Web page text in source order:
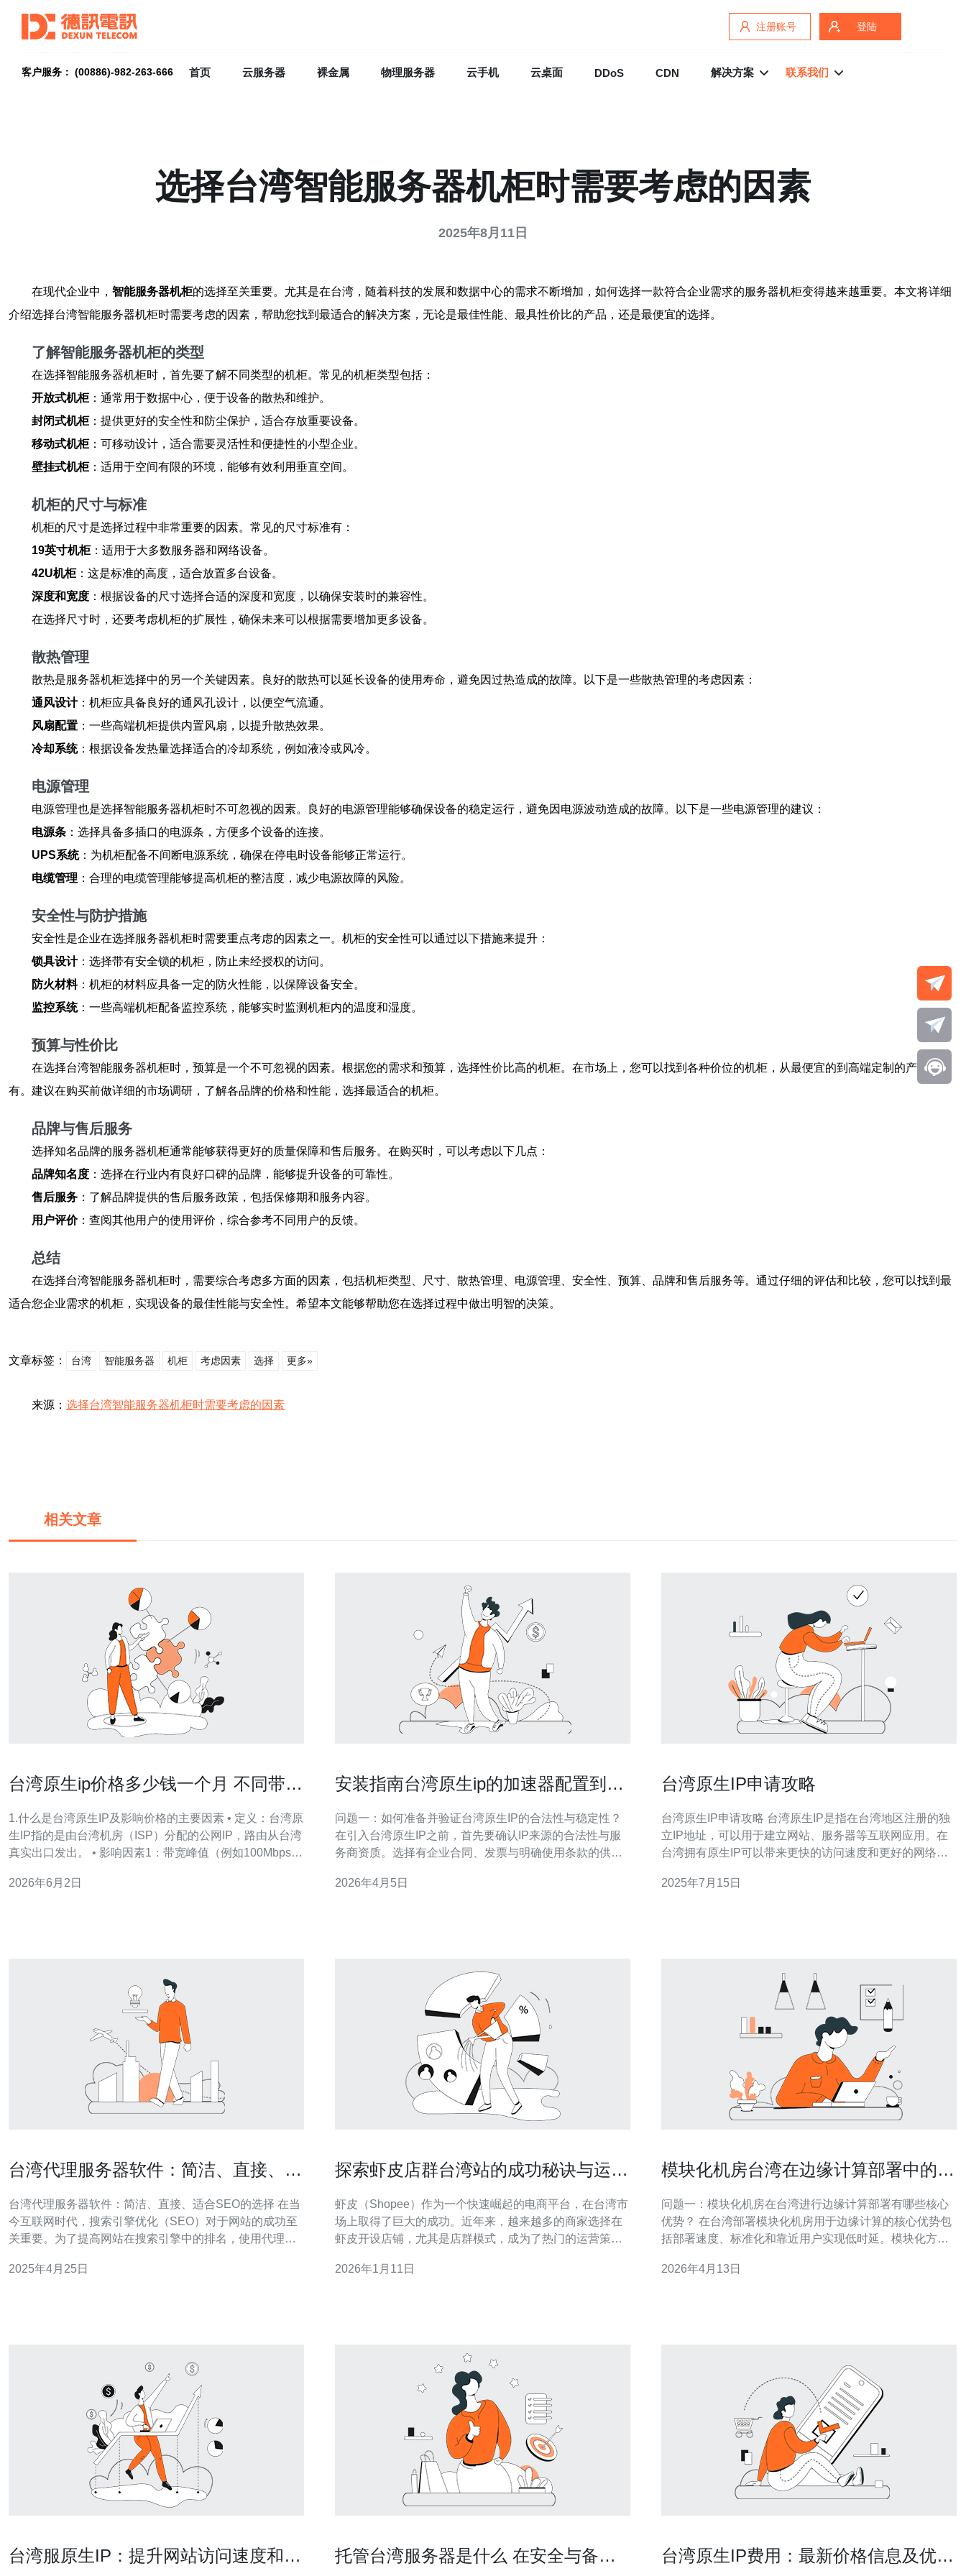
注册账号 登陆
客户服务： (00886)-982-263-666 首页 云服务器 裸金属 物理服务器 云手机 云桌面 DDoS CDN 解决方案 联系我们
选择台湾智能服务器机柜时需要考虑的因素
2025年8月11日
在现代企业中， 智能服务器机柜的选择至关重要。尤其是在台湾，随着科技的发展和数据中心的需求不断增加，如何选择一款符合企业需求的服务器机柜变得越来越重要。本文将详细
介绍选择台湾智能服务器机柜时需要考虑的因素，帮助您找到最适合的解决方案，无论是最佳性能、最具性价比的产品，还是最便宜的选择。
了解智能服务器机柜的类型
在选择智能服务器机柜时，首先要了解不同类型的机柜。常见的机柜类型包括：
开放式机柜：通常用于数据中心，便于设备的散热和维护。
封闭式机柜：提供更好的安全性和防尘保护，适合存放重要设备。
移动式机柜：可移动设计，适合需要灵活性和便捷性的小型企业。
壁挂式机柜：适用于空间有限的环境，能够有效利用垂直空间。
机柜的尺寸与标准
机柜的尺寸是选择过程中非常重要的因素。常见的尺寸标准有：
19英寸机柜：适用于大多数服务器和网络设备。
42U机柜：这是标准的高度，适合放置多台设备。
深度和宽度 ：根据设备的尺寸选择合适的深度和宽度，以确保安装时的兼容性。
在选择尺寸时，还要考虑机柜的扩展性，确保未来可以根据需要增加更多设备。
散热管理
散热是服务器机柜选择中的另一个关键因素。良好的散热可以延长设备的使用寿命，避免因过热造成的故障。以下是一些散热管理的考虑因素：
通风设计：机柜应具备良好的通风孔设计，以便空气流通。
风扇配置 ：一些高端机柜提供内置风扇，以提升散热效果。
冷却系统：根据设备发热量选择适合的冷却系统，例如液冷或风冷。
电源管理
电源管理也是选择智能服务器机柜时不可忽视的因素。良好的电源管理能够确保设备的稳定运行，避免因电源波动造成的故障。以下是一些电源管理的建议：
电源条 ：选择具备多插口的电源条，方便多个设备的连接。
UPS系统：为机柜配备不间断电源系统，确保在停电时设备能够正常运行。
电缆管理 ：合理的电缆管理能够提高机柜的整洁度，减少电源故障的风险。
安全性与防护措施
安全性是企业在选择服务器机柜时需要重点考虑的因素之一。机柜的安全性可以通过以下措施来提升：
锁具设计：选择带有安全锁的机柜，防止未经授权的访问。
防火材料：机柜的材料应具备一定的防火性能，以保障设备安全。
监控系统：一些高端机柜配备监控系统，能够实时监测机柜内的温度和湿度。
预算与性价比
在选择台湾智能服务器机柜时，预算是一个不可忽视的因素。根据您的需求和预算，选择性价比高的机柜。在市场上，您可以找到各种价位的机柜，从最便宜的到高端定制的产品都
有。建议在购买前做详细的市场调研，了解各品牌的价格和性能，选择最适合的机柜。
品牌与售后服务
选择知名品牌的服务器机柜通常能够获得更好的质量保障和售后服务。在购买时，可以考虑以下几点：
品牌知名度 ：选择在行业内有良好口碑的品牌，能够提升设备的可靠性。
售后服务 ：了解品牌提供的售后服务政策，包括保修期和服务内容。
用户评价：查阅其他用户的使用评价，综合参考不同用户的反馈。
总结
在选择台湾智能服务器机柜时，需要综合考虑多方面的因素，包括机柜类型、尺寸、散热管理、电源管理、安全性、预算、品牌和售后服务等。通过仔细的评估和比较，您可以找到最
适合您企业需求的机柜，实现设备的最佳性能与安全性。希望本文能够帮助您在选择过程中做出明智的决策。
文章标签： 台湾 智能服务器 机柜 考虑因素 选择 更多»
来源： 选择台湾智能服务器机柜时需要考虑的因素
相关文章
台湾原生ip价格多少钱一个月 不同带宽
1.什么是台湾原生IP及影响价格的主要因素 • 定义：台湾原
生IP指的是由台湾机房（ISP）分配的公网IP，路由从台湾
真实出口发出。 • 影响因素1：带宽峰值（例如100Mbps、
费模式（按包计费或按用量计费）会显著影响总成本。 •
2026年6月2日
安装指南台湾原生ip的加速器配置到企
问题一：如何准备并验证台湾原生IP的合法性与稳定性？
在引入台湾原生IP之前，首先要确认IP来源的合法性与服
务商资质。选择有企业合同、发票与明确使用条款的供应
续72小时的PING与Traceroute测试来评估连通性与抖动；
2026年4月5日
台湾原生IP申请攻略
台湾原生IP申请攻略 台湾原生IP是指在台湾地区注册的独
立IP地址，可以用于建立网站、服务器等互联网应用。在
台湾拥有原生IP可以带来更快的访问速度和更好的网络稳
湾注册的公司或个人 拥有合法的身份证明文件 需要提供详
2025年7月15日
台湾代理服务器软件：简洁、直接、适
台湾代理服务器软件：简洁、直接、适合SEO的选择 在当
今互联网时代，搜索引擎优化（SEO）对于网站的成功至
关重要。为了提高网站在搜索引擎中的排名，使用代理服
以其简洁、直接的特点，成为众多网站管理员的首选。 台
2025年4月25日
探索虾皮店群台湾站的成功秘诀与运营
虾皮（Shopee）作为一个快速崛起的电商平台，在台湾市
场上取得了巨大的成功。近年来，越来越多的商家选择在
虾皮开设店铺，尤其是店群模式，成为了热门的运营策
技巧，并提供一些有关服务器、VPS、主机和域名的技术
2026年1月11日
模块化机房台湾在边缘计算部署中的部
问题一：模块化机房在台湾进行边缘计算部署有哪些核心
优势？ 在台湾部署模块化机房用于边缘计算的核心优势包
括部署速度、标准化和靠近用户实现低时延。模块化方案
时模块化设计利于统一的机柜、制冷与电源接口，降低工
2026年4月13日
台湾服原生IP：提升网站访问速度和安
托管台湾服务器是什么 在安全与备份
台湾原生IP费用：最新价格信息及优惠